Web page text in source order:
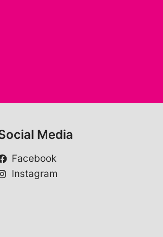
Media
Facebook
Instagram